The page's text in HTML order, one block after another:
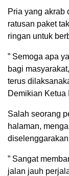
Pria yang akrab
ratusan paket
ringan untuk
” Semoga apa
bagi
terus
Demikian Ketua
Salah seorang
halaman,
” Sangat
jalan jauh